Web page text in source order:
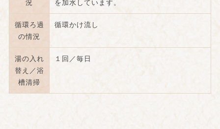
況
を加水しています。
循環ろ過
の情況
循環かけ流し
湯の入れ
替え／浴
槽清掃
１回／毎日